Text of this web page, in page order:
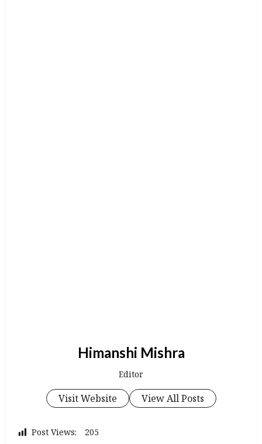
Himanshi Mishra
Editor
Visit Website View All Posts
Post Views: 205